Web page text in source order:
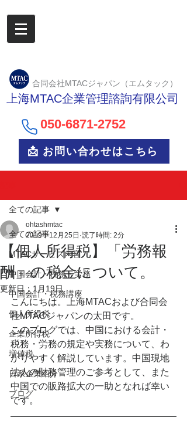
合同会社MTACジャパン（エムタック）
上海MTAC企業管理諮詢有限公司
050-6871-2752
📩 お問い合わせはこちら
全ての記事
MTACサービス内容
中国会計・税務・労務
中国会計・税務講座
個人所得税
企業所得税
増値税
日系企業紹介
ブログ
全ての記事
【個人所得税】「労務報
酬」の税金について。
ohtashmtac
2019年12月25日 読了時間: 2分
更新日： 1月19日
こんにちは。上海MTACおよび合同会
社MTACジャパンの太田です。
このブログでは、中国における会計・
税務・労務の規定や実務について、わ
かりやすく解説しています。中国現地
法人の財務管理のご参考として、また
中国での販路拡大の一助となれば幸い
です。